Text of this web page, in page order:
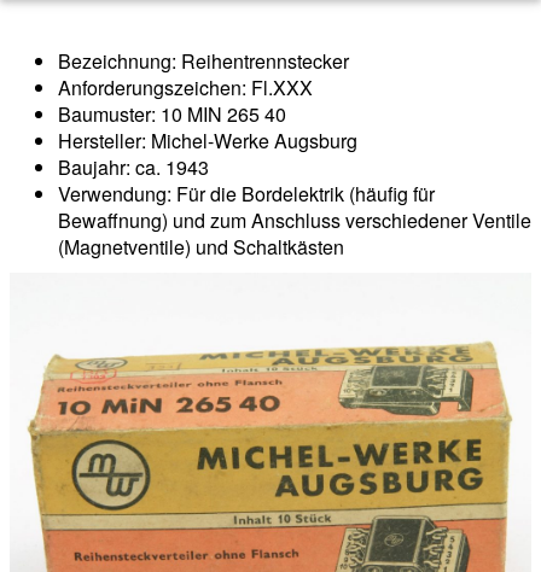
Bezeichnung: Reihentrennstecker
Anforderungszeichen: Fl.XXX
Baumuster: 10 MIN 265 40
Hersteller: Michel-Werke Augsburg
Baujahr: ca. 1943
Verwendung: Für die Bordelektrik (häufig für
Bewaffnung) und zum Anschluss verschiedener Ventile
(Magnetventile) und Schaltkästen